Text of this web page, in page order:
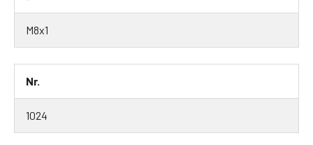
M8x1
Nr.
1024